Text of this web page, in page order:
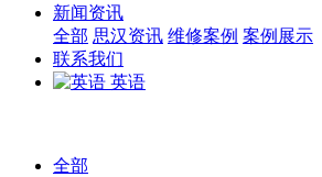
新闻资讯
全部 思汉资讯 维修案例 案例展示
联系我们
英语
全部